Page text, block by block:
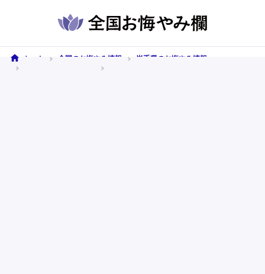
ホーム 全国のお悔やみ情報
岩手県のお悔やみ情報